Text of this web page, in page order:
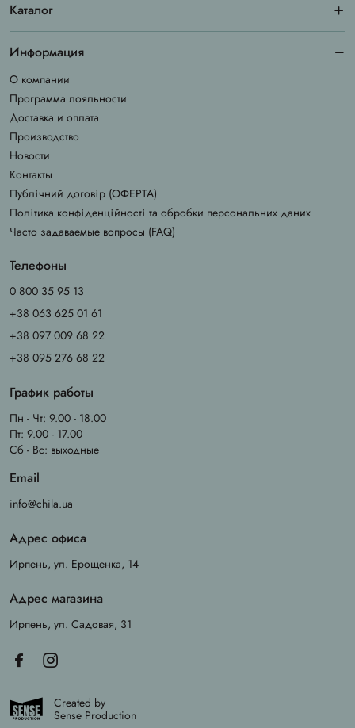
Каталог
Информация
О компании
Программа лояльности
Доставка и оплата
Производство
Новости
Контакты
Публічний договір (ОФЕРТА)
Політика конфіденційності та обробки персональних даних
Часто задаваемые вопросы (FAQ)
Телефоны
0 800 35 95 13
+38 063 625 01 61
+38 097 009 68 22
+38 095 276 68 22
График работы
Пн - Чт: 9.00 - 18.00
Пт: 9.00 - 17.00
Сб - Вс: выходные
Email
info@chila.ua
Адрес офиса
Ирпень, ул. Ерощенка, 14
Адрес магазина
Ирпень, ул. Садовая, 31
Created by
Sense Production